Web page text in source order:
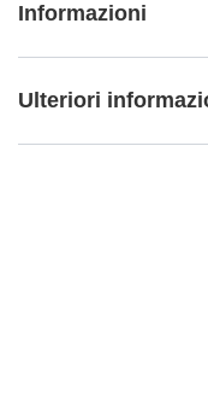
Informazioni
Ulteriori